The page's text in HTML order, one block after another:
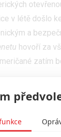
v létě došlo
a
hovoří za
zatím
a další
pomůže z